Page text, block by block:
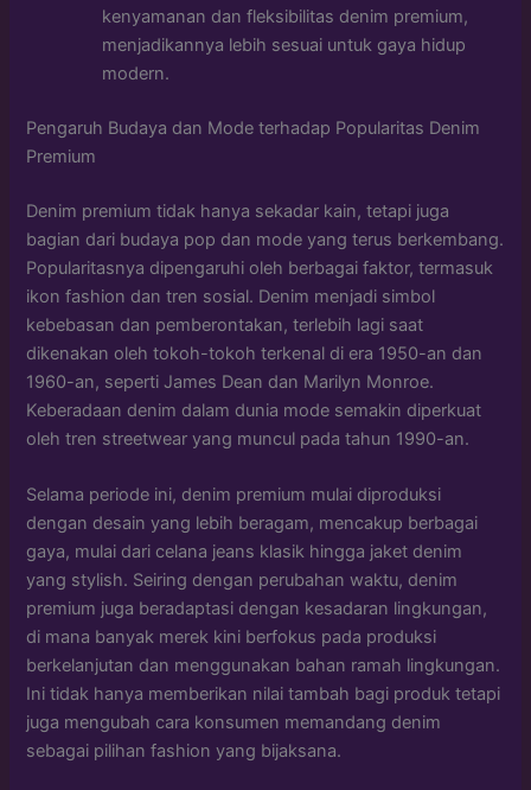
kenyamanan dan fleksibilitas denim premium,
menjadikannya lebih sesuai untuk gaya hidup
modern.
Pengaruh Budaya dan Mode terhadap Popularitas Denim
Premium
Denim premium tidak hanya sekadar kain, tetapi juga
bagian dari budaya pop dan mode yang terus berkembang.
Popularitasnya dipengaruhi oleh berbagai faktor, termasuk
ikon fashion dan tren sosial. Denim menjadi simbol
kebebasan dan pemberontakan, terlebih lagi saat
dikenakan oleh tokoh-tokoh terkenal di era 1950-an dan
1960-an, seperti James Dean dan Marilyn Monroe.
Keberadaan denim dalam dunia mode semakin diperkuat
oleh tren streetwear yang muncul pada tahun 1990-an.
Selama periode ini, denim premium mulai diproduksi
dengan desain yang lebih beragam, mencakup berbagai
gaya, mulai dari celana jeans klasik hingga jaket denim
yang stylish. Seiring dengan perubahan waktu, denim
premium juga beradaptasi dengan kesadaran lingkungan,
di mana banyak merek kini berfokus pada produksi
berkelanjutan dan menggunakan bahan ramah lingkungan.
Ini tidak hanya memberikan nilai tambah bagi produk tetapi
juga mengubah cara konsumen memandang denim
sebagai pilihan fashion yang bijaksana.